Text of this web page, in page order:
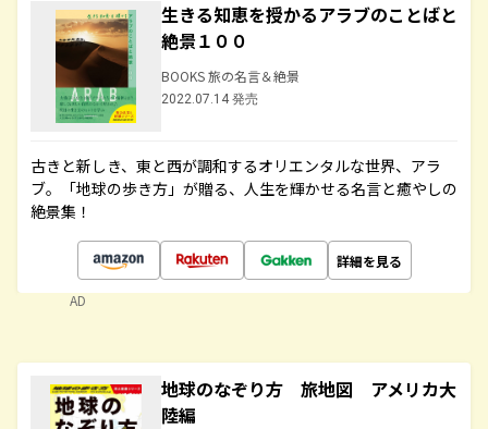
生きる知恵を授かるアラブのことばと
絶景１００
BOOKS 旅の名言＆絶景
2022.07.14 発売
古きと新しき、東と西が調和するオリエンタルな世界、アラ
ブ。「地球の歩き方」が贈る、人生を輝かせる名言と癒やしの
絶景集！
詳細を見る
AD
地球のなぞり方 旅地図 アメリカ大
陸編